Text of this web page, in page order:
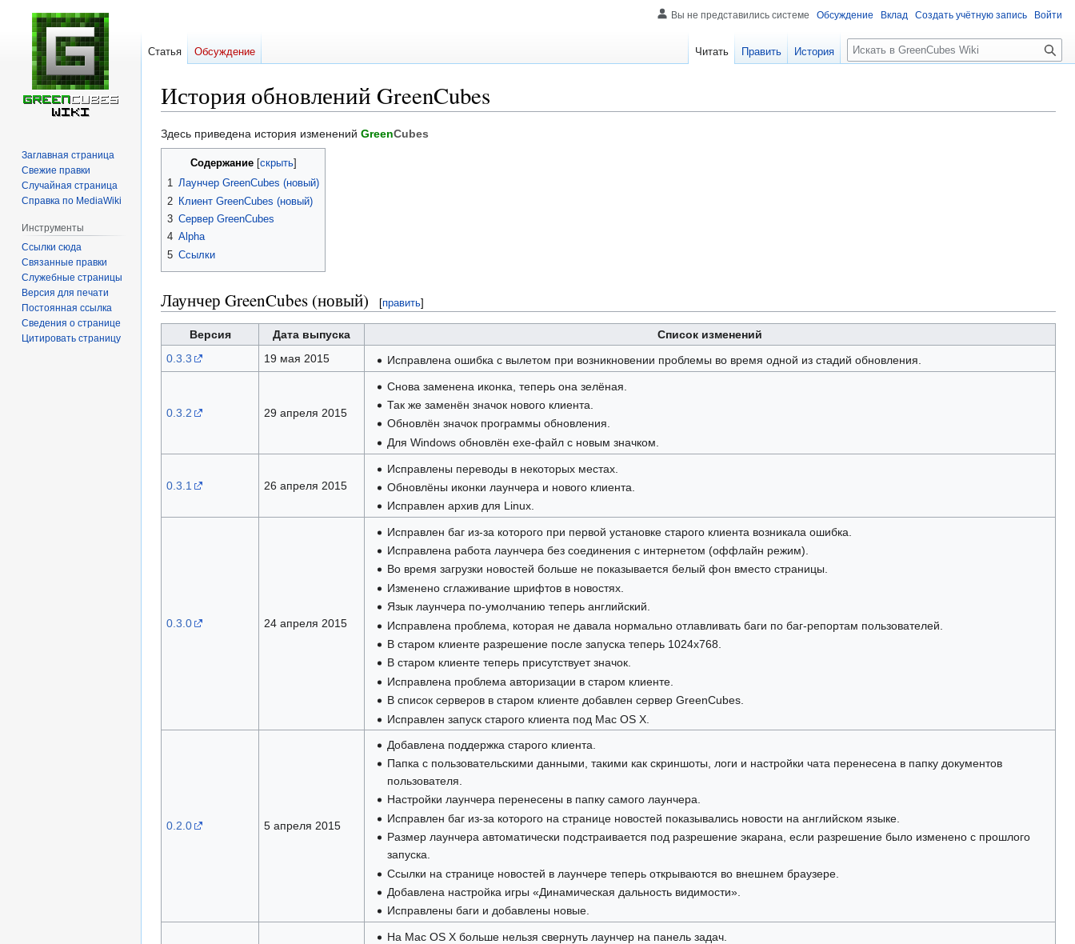
История обновлений GreenCubes
Перейти
к
навигации
Перейти
к
поиску
Здесь приведена история изменений GreenCubes
Содержание
1 Лаунчер GreenCubes (новый)
2 Клиент GreenCubes (новый)
3 Сервер GreenCubes
4 Alpha
5 Ссылки
Лаунчер GreenCubes (новый) [править]
Версия Дата выпуска
Список изменений
0.3.3
19 мая 2015 Исправлена ошибка с вылетом при возникновении проблемы во время одной из стадий обновления.
0.3.2 29 апреля 2015
Снова заменена иконка, теперь она зелёная.
Так же заменён значок нового клиента.
Обновлён значок программы обновления.
Для Windows обновлён exe-файл с новым значком.
0.3.1 26 апреля 2015
Исправлены переводы в некоторых местах.
Обновлёны иконки лаунчера и нового клиента.
Исправлен архив для Linux.
0.3.0 24 апреля 2015
Исправлен баг из-за которого при первой установке старого клиента возникала ошибка.
Исправлена работа лаунчера без соединения с интернетом (оффлайн режим).
Во время загрузки новостей больше не показывается белый фон вместо страницы.
Изменено сглаживание шрифтов в новостях.
Язык лаунчера по-умолчанию теперь английский.
Исправлена проблема, которая не давала нормально отлавливать баги по баг-репортам пользователей.
В старом клиенте разрешение после запуска теперь 1024x768.
В старом клиенте теперь присутствует значок.
Исправлена проблема авторизации в старом клиенте.
В список серверов в старом клиенте добавлен сервер GreenCubes.
Исправлен запуск старого клиента под Mac OS X.
0.2.0 5 апреля 2015
Добавлена поддержка старого клиента.
Папка с пользовательскими данными, такими как скриншоты, логи и настройки чата перенесена в папку документов
пользователя.
Настройки лаунчера перенесены в папку самого лаунчера.
Исправлен баг из-за которого на странице новостей показывались новости на английском языке.
Размер лаунчера автоматически подстраивается под разрешение экарана, если разрешение было изменено с прошлого
запуска.
Ссылки на странице новостей в лаунчере теперь открываются во внешнем браузере.
Добавлена настройка игры «Динамическая дальность видимости».
Исправлены баги и добавлены новые.
На Mac OS X больше нельзя свернуть лаунчер на панель задач.
Вы не представились системе Обсуждение Вклад Создать учётную запись Войти
Статья Обсуждение Читать Править История
Поиск
Заглавная страница
Свежие правки
Случайная страница
Справка по MediaWiki
Инструменты
Ссылки сюда
Связанные правки
Служебные страницы
Версия для печати
Постоянная ссылка
Сведения о странице
Цитировать страницу